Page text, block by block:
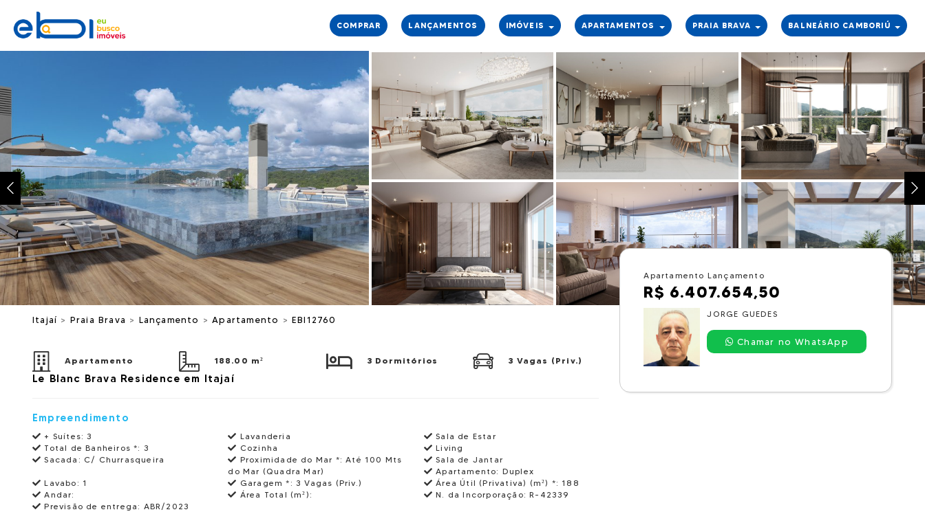
COMPRAR LANÇAMENTOS IMÓVEIS APARTAMENTOS PRAIA BRAVA BALNEÁRIO CAMBORIÚ
Itajaí > Praia Brava > Lançamento >Apartamento >EBI12760
Apartamento 188.00 m² 3 Dormitórios 3 Vagas (Priv.)
Le Blanc Brava Residence em Itajaí
Empreendimento
+ Suítes:3 Lavanderia
Sala de Estar
Total de Banheiros *: 3 Cozinha
Living
Sacada: C/ Churrasqueira Proximidade do Mar *:Até 100 Mts
do Mar (Quadra Mar)
Sala de Jantar
Apartamento: Duplex
Lavabo: 1 Garagem *:3 Vagas (Priv.) Área Útil (Privativa) (m²) *: 188
Andar:
Área Total (m²): N. da Incorporação:R-42339
Previsão de entrega: ABR/2023
Apartamento Lançamento
R$ 6.407.654,50
JORGE GUEDES
Chamar no WhatsApp